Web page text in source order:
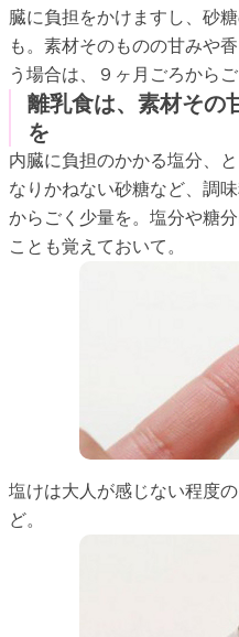
臓に負担をかけますし、砂
も。素材そのものの甘みや
う場合は、９ヶ月ごろからご
離乳食は、素材その
を
内臓に負担のかかる塩分、
なりかねない砂糖など、調
からごく少量を。塩分や糖
ことも覚えておいて。
塩けは大人が感じない程度
ど。